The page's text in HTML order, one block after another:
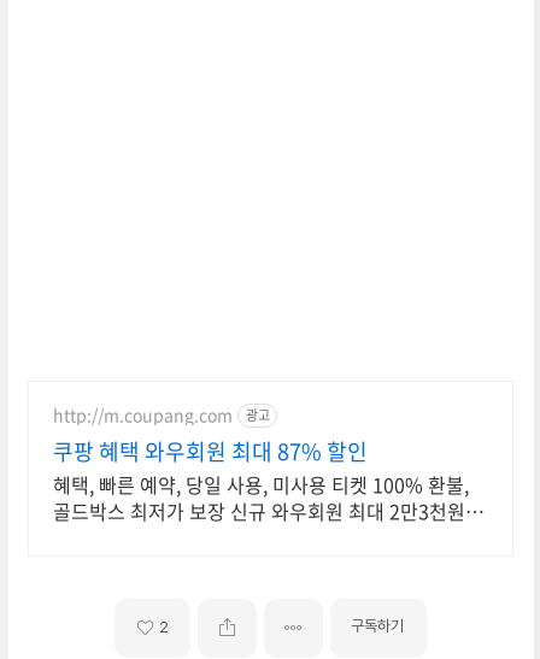
http://m.coupang.com 광고
쿠팡 혜택 와우회원 최대 87% 할인
혜택, 빠른 예약, 당일 사용, 미사용 티켓 100% 환불,
골드박스 최저가 보장 신규 와우회원 최대 2만3천원 쿠
2 구독하기